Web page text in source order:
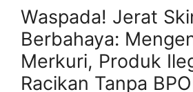
Waspada! Jerat
Berbahaya:
Merkuri, Produk
Racikan Tanpa